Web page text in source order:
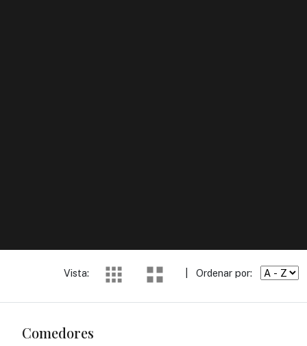
Vista: Ordenar por:
Comedores